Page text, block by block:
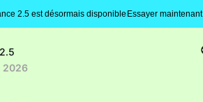
2.5 est désormais disponible Essayer maintenant
2026